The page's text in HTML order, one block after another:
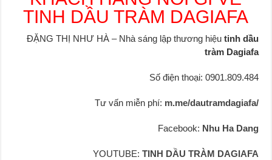
TINH DẦU TRÀM DAGIAFA
ĐẶNG THỊ NHƯ HÀ – Nhà sáng lập thương hiệu tinh dầu
tràm Dagiafa
Số điện thoại: 0901.809.484
Tư vấn miễn phí: m.me/dautramdagiafa/
Facebook: Nhu Ha Dang
YOUTUBE: TINH DẦU TRÀM DAGIAFA